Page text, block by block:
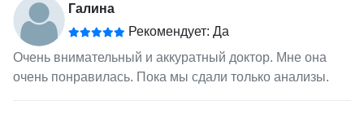
Галина
Рекомендует: Да
Очень внимательный и аккуратный доктор. Мне она
очень понравилась. Пока мы сдали только анализы.